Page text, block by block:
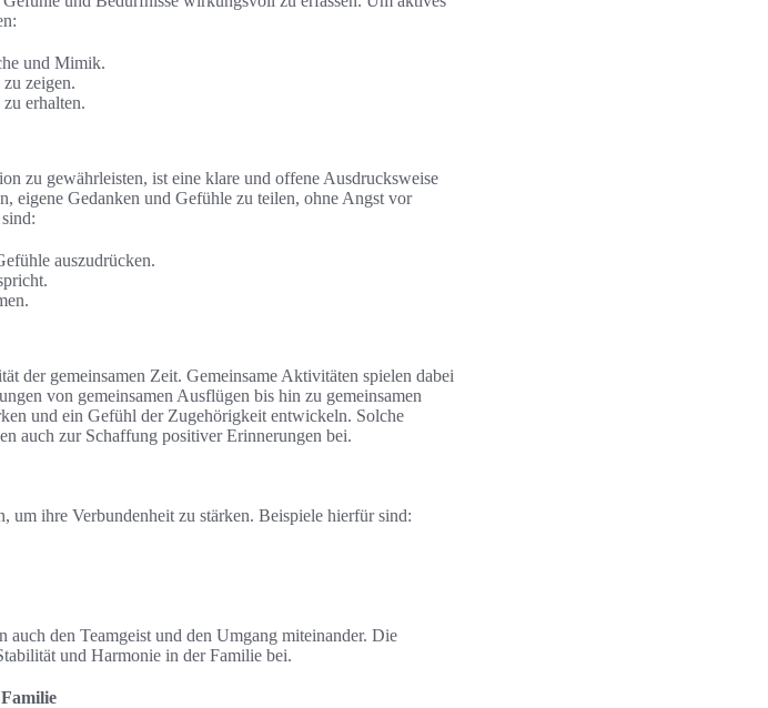
und Mimik.
zeigen.
erhalten.
zu gewährleisten, ist eine klare und offene Ausdrucksweise
eigene Gedanken und Gefühle zu teilen, ohne Angst vor
auszudrücken.
der gemeinsamen Zeit. Gemeinsame Aktivitäten spielen dabei
von gemeinsamen Ausflügen bis hin zu gemeinsamen
und ein Gefühl der Zugehörigkeit entwickeln. Solche
auch zur Schaffung positiver Erinnerungen bei.
um ihre Verbundenheit zu stärken. Beispiele hierfür sind:
den Teamgeist und den Umgang miteinander. Die
und Harmonie in der Familie bei.